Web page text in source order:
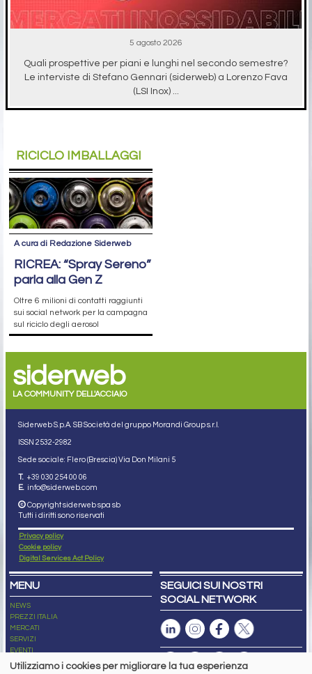
5 agosto 2026
Quali prospettive per piani e lunghi nel secondo semestre?
Le interviste di Stefano Gennari (siderweb) a Lorenzo Fava
(LSI Inox) ...
RICICLO IMBALLAGGI
A cura di Redazione Siderweb
RICREA: “Spray Sereno”
parla alla Gen Z
Oltre 6 milioni di contatti raggiunti
sui social network per la campagna
sul riciclo degli aerosol
siderweb
LA COMMUNITY DELL'ACCIAIO
Siderweb S.p.A. SB Società del gruppo Morandi Group s.r.l.
ISSN 2532-2982
Sede sociale: Flero (Brescia) Via Don Milani 5
T. +39 030 254 00 06
E. info@siderweb.com
Copyright siderweb spa sb
Tutti i diritti sono riservati
Privacy policy
Cookie policy
Digital Services Act Policy
MENU
NEWS
PREZZI ITALIA
MERCATI
SERVIZI
EVENTI
ABBONAMENTI
SEGUICI SUI NOSTRI
SOCIAL NETWORK
Utilizziamo i cookies per migliorare la tua esperienza